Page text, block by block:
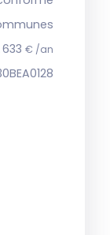
633 € /an